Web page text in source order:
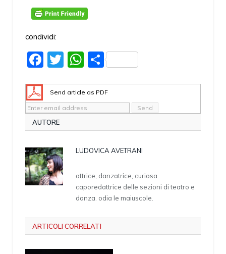
condividi:
Facebook
TwitterWhatsApp
Share
Send article as PDF
AUTORE
LUDOVICA AVETRANI
attrice, danzatrice, curiosa.
caporedattrice delle sezioni di teatro e
danza. odia le maiuscole.
ARTICOLI CORRELATI